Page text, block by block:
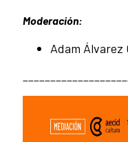
Moderación:
Adam Álvarez